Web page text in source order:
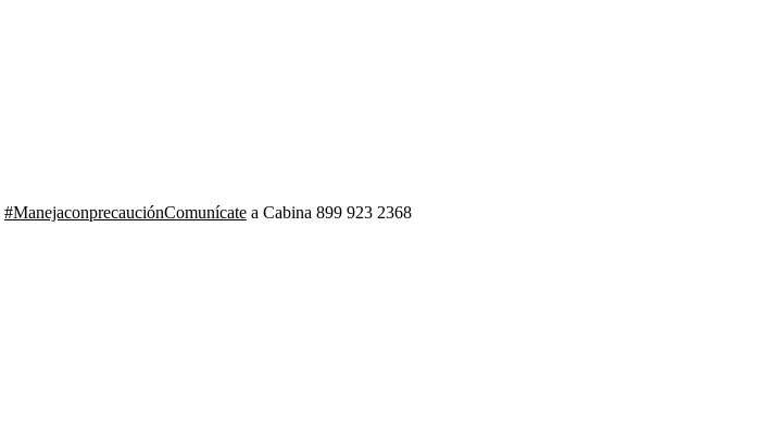
#ManejaconprecauciónComunícate a Cabina 899 923 2368